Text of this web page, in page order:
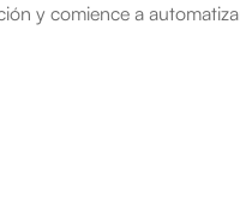
y comience a